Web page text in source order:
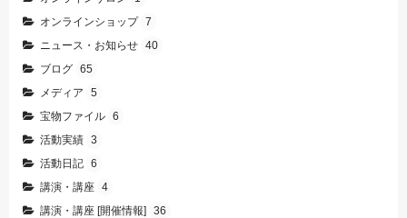
オンラインショップ 7
ニュース・お知らせ 40
ブログ 65
メディア
5
宝物ファイル 6
活動実績 3
活動日記 6
講演・講座 4
講演・講座 [開催情報]
36